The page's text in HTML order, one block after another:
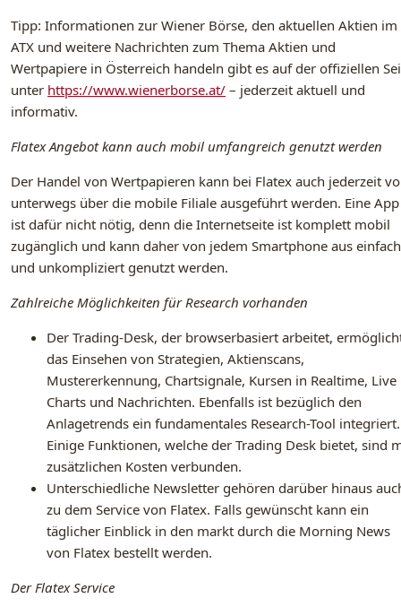
Tipp: Informationen zur Wiener Börse, den aktuellen Aktien im
ATX und weitere Nachrichten zum Thema Aktien und
Wertpapiere in Österreich handeln gibt es auf der offiziellen
unter https://www.wienerborse.at/ – jederzeit aktuell und
informativ.
Flatex Angebot kann auch mobil umfangreich genutzt werden
Der Handel von Wertpapieren kann bei Flatex auch jederzeit
unterwegs über die mobile Filiale ausgeführt werden. Eine App
ist dafür nicht nötig, denn die Internetseite ist komplett mobil
zugänglich und kann daher von jedem Smartphone aus einfach
und unkompliziert genutzt werden.
Zahlreiche Möglichkeiten für Research vorhanden
Der Trading-Desk, der browserbasiert arbeitet,
das Einsehen von Strategien, Aktienscans,
Mustererkennung, Chartsignale, Kursen in Realtime, Live
Charts und Nachrichten. Ebenfalls ist bezüglich den
Anlagetrends ein fundamentales Research-Tool integriert.
Einige Funktionen, welche der Trading Desk bietet, sind
zusätzlichen Kosten verbunden.
Unterschiedliche Newsletter gehören darüber hinaus
zu dem Service von Flatex. Falls gewünscht kann ein
täglicher Einblick in den markt durch die Morning News
von Flatex bestellt werden.
Der Flatex Service